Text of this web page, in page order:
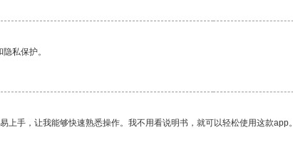
私保护。
上手，让我能够快速熟悉操作。我不用看说明书，就可以轻松使用这款app。